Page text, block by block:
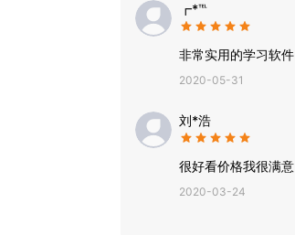
┏*℡
非常实用的学习软件
2020-05-31
刘*浩
很好看价格我很满意
2020-03-24